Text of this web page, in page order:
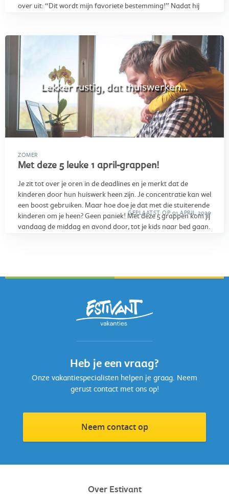
over uit: “Dit wordt mijn favoriete bestemming!” Nadat hij
Hobie, afgesproken! Maar we wilden wel even weten waarom
hij dan zo graag terug wilde. Hij kon wel honderd dingen
noemen, maar hierom is hij het meest verzot op het Idromeer
Lekker rustig, dat thuiswerken...
ZOMER
Met deze 5 leuke 1 april-grappen!
Je zit tot over je oren in de deadlines en je merkt dat de
kinderen door hun huiswerk heen zijn. Je concentratie kan wel
een boost gebruiken. Maar hoe doe je dat met die stuiterende
kinderen om je heen? Geen paniek! Met deze 5 grappen kom jij
vandaag de middag en avond door, tot je kids naar bed gaan.
GEPLAATST OP 01 APRIL 2020
Heb je een vraag?
Onze vakantiespecialisten helpen je graag. Neem
gerust contact met ons op!
Neem contact op
Over Estivant